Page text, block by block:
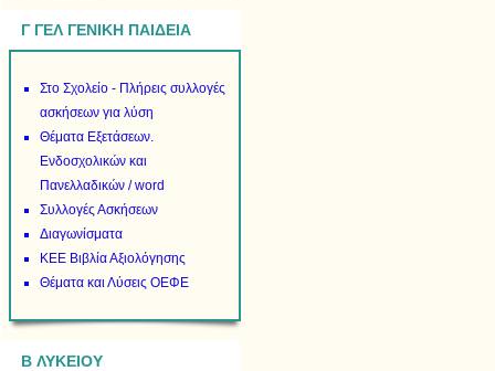
Γ ΓΕΛ ΓΕΝΙΚΗ ΠΑΙΔΕΙΑ
Στο Σχολείο - Πλήρεις συλλογές
ασκήσεων για λύση
Θέματα Εξετάσεων.
Ενδοσχολικών και
Πανελλαδικών / word
Συλλογές Ασκήσεων
Διαγωνίσματα
ΚΕΕ Βιβλία Αξιολόγησης
Θέματα και Λύσεις ΟΕΦΕ
B ΛΥΚΕΙΟΥ